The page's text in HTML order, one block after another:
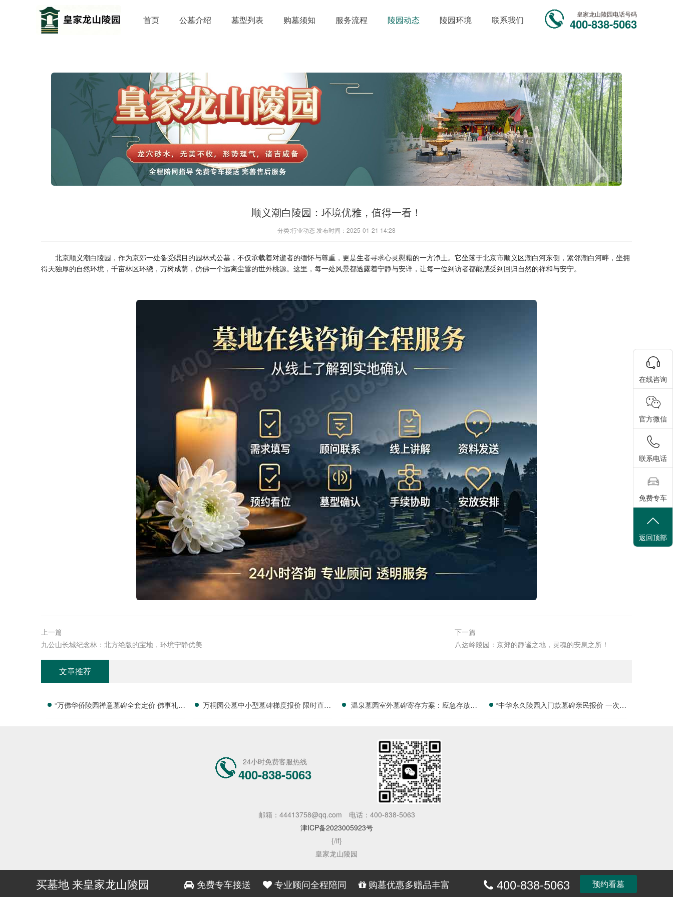
首页 公墓介绍 墓型列表 购墓须知 服务流程 陵园动态 陵园环境 联系我们
皇家龙山陵园电话号码
400-838-5063
顺义潮白陵园：环境优雅，值得一看！
分类:行业动态 发布时间：2025-01-21 14:28
北京顺义潮白陵园 ，作为京郊一处备受瞩目的园林式公墓，不仅承载着对逝者的缅怀与尊重，更是生者寻求心灵慰藉的一方净土。它坐落于北京市顺义区潮白河东侧，紧邻潮白河畔，坐拥
得天独厚的自然环境，千亩林区环绕，万树成荫，仿佛一个远离尘嚣的世外桃源。这里，每一处风景都透露着宁静与安详，让每一位到访者都能感受到回归自然的祥和与安宁。
上一篇
九公山长城纪念林：北方绝版的宝地，环境宁静优美
下一篇
八达岭陵园：京郊的静谧之地，灵魂的安息之所！
文章推荐
“万佛华侨陵园禅意墓碑全套定价 佛事礼仪
万桐园公墓中小型墓碑梯度报价 限时直降
温泉墓园室外墓碑寄存方案：应急存放配
“中华永久陵园入门款墓碑亲民报价 一次性
24小时免费客服热线
400-838-5063
邮箱：44413758@qq.com
电话：400-838-5063
津ICP备2023005923号
{/if}
皇家龙山陵园
买墓地 来皇家龙山陵园 免费专车接送 专业顾问全程陪同 购墓优惠多赠品丰富 400-838-5063 预约看墓
在线咨询
官方微信
联系电话
免费专车
返回顶部